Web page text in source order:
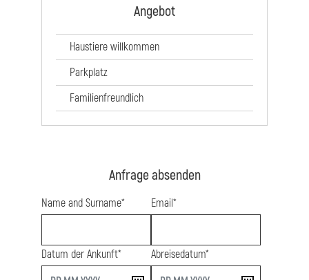
Angebot
Haustiere willkommen
Parkplatz
Familienfreundlich
Anfrage absenden
Name and Surname* Email*
Datum der Ankunft*
start
Abreisedatum*
end